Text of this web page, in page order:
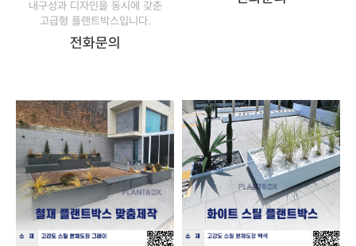
내구성과 디자인을 동시에 갖춘
고급형 플랜트박스입니다.
전화문의